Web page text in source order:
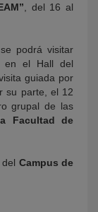
, del 16 al
podrá visitar
en el Hall del
guiada por
su parte, el 12
grupal de las
Facultad de
Campus de